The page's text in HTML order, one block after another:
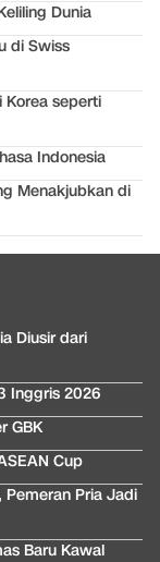
Dunia
di Swiss
Korea seperti
Indonesia
Menakjubkan di
Diusir dari
Inggris 2026
GBK
Cup
Pemeran Pria Jadi
Baru Kawal